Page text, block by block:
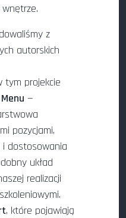
z
autorskich
tym projekcie
—
pozycjami,
i dostosowania
układ
realizacji
, które pojawiają